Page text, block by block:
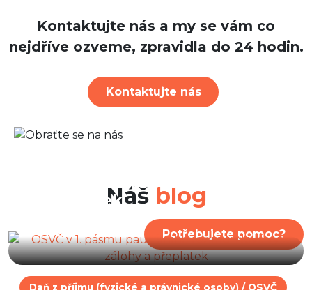
Kontaktujte nás a my se vám co
nejdříve ozveme, zpravidla do 24 hodin.
Kontaktujte nás
Potřebujete pomoc?
Náš blog
30. červenec 2026
režimu: Nová výše zálohy a
přeplatek
Daň z příjmu (fyzické a právnické osoby) / OSVČ